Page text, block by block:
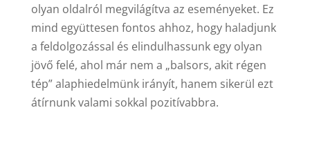
olyan oldalról megvilágítva az eseményeket. Ez
mind együttesen fontos ahhoz, hogy haladjunk
a feldolgozással és elindulhassunk egy olyan
jövő felé, ahol már nem a „balsors, akit régen
tép” alaphiedelmünk irányít, hanem sikerül ezt
átírnunk valami sokkal pozitívabbra.